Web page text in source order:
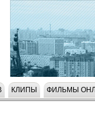
КЛИПЫ ФИЛЬМЫ